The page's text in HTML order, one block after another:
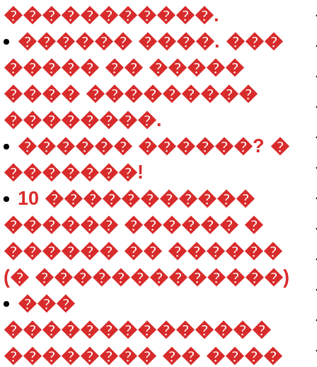
�����������.
������ ����. ���
����� �� �����
���� ���������
��������.
������ ������? �
�������!
10 �����������
������ ������ �
������ �� ������
(� �������������)
���
��������������
�������� �� ����